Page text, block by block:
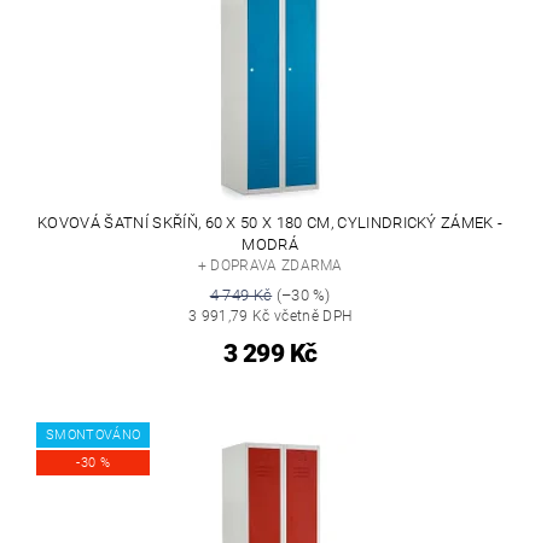
KOVOVÁ ŠATNÍ SKŘÍŇ, 60 X 50 X 180 CM, CYLINDRICKÝ ZÁMEK -
MODRÁ
+ DOPRAVA ZDARMA
4 749 Kč(–30 %)
3 991,79 Kč včetně DPH
3 299 Kč
SMONTOVÁNO
-30 %